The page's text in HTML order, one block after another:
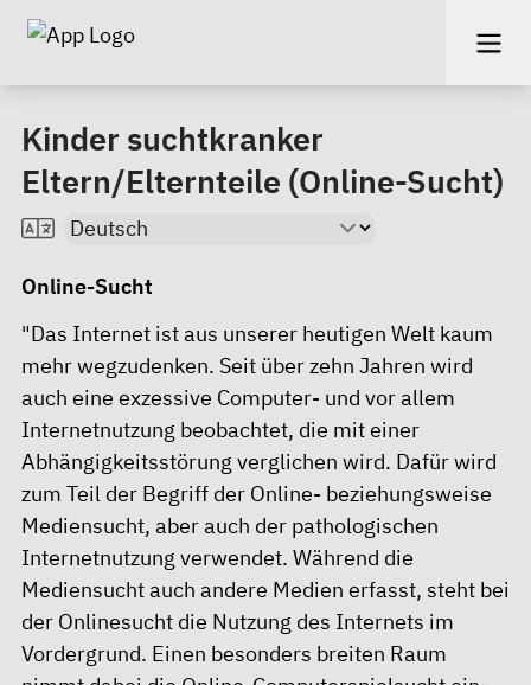
Kinder suchtkranker
Eltern/Elternteile (Online-Sucht)
Online-Sucht
"Das Internet ist aus unserer heutigen Welt kaum
mehr wegzudenken. Seit über zehn Jahren wird
auch eine exzessive Computer- und vor allem
Internetnutzung beobachtet, die mit einer
Abhängigkeitsstörung verglichen wird. Dafür wird
zum Teil der Begriff der Online- beziehungsweise
Mediensucht, aber auch der pathologischen
Internetnutzung verwendet. Während die
Mediensucht auch andere Medien erfasst, steht bei
der Onlinesucht die Nutzung des Internets im
Vordergrund. Einen besonders breiten Raum